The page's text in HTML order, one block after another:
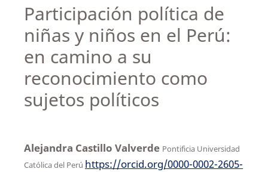
Participación política de
niñas y niños en el Perú:
en camino a su
reconocimiento como
sujetos políticos
Alejandra Castillo Valverde Pontificia Universidad
Católica del Perú https://orcid.org/0000-0002-2605-